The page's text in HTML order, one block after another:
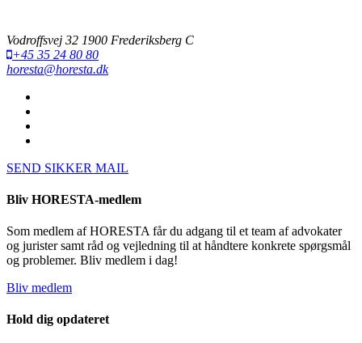
Vodroffsvej 32 1900 Frederiksberg C
+45 35 24 80 80
horesta@horesta.dk
SEND SIKKER MAIL
Bliv HORESTA-medlem
Som medlem af HORESTA får du adgang til et team af advokater
og jurister samt råd og vejledning til at håndtere konkrete spørgsmål
og problemer. Bliv medlem i dag!
Bliv medlem
Hold dig opdateret